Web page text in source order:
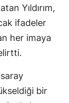
Yıldırım,
ifadeler
her imaya
bir